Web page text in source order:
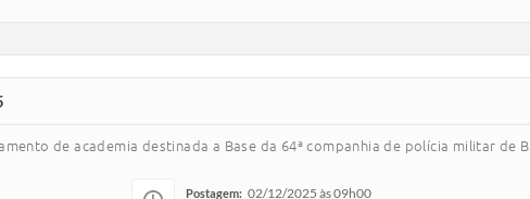
de academia destinada a Base da 64ª companhia de polícia militar de
Postagem: 02/12/2025 às 09h00